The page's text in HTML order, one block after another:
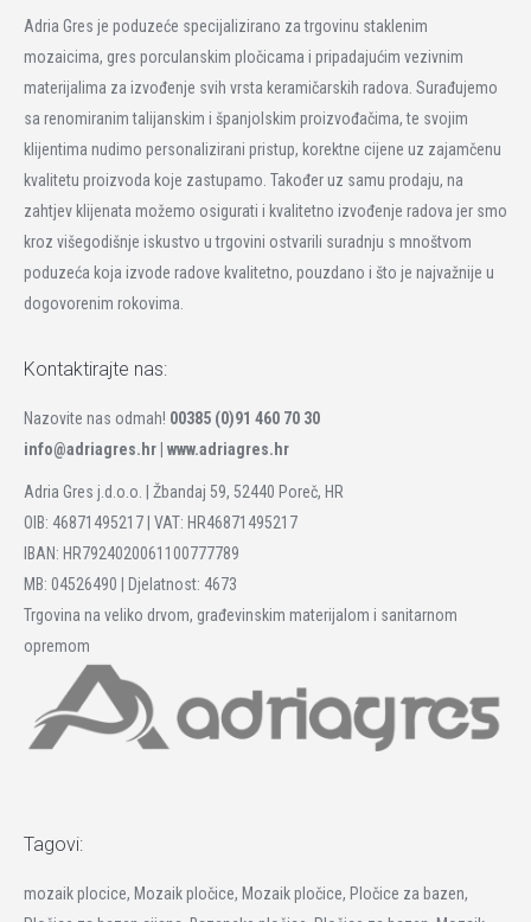
Adria Gres je poduzeće specijalizirano za trgovinu staklenim
mozaicima, gres porculanskim pločicama i pripadajućim vezivnim
materijalima za izvođenje svih vrsta keramičarskih radova. Surađujemo
sa renomiranim talijanskim i španjolskim proizvođačima, te svojim
klijentima nudimo personalizirani pristup, korektne cijene uz zajamčenu
kvalitetu proizvoda koje zastupamo. Također uz samu prodaju, na
zahtjev klijenata možemo osigurati i kvalitetno izvođenje radova jer smo
kroz višegodišnje iskustvo u trgovini ostvarili suradnju s mnoštvom
poduzeća koja izvode radove kvalitetno, pouzdano i što je najvažnije u
dogovorenim rokovima.
Kontaktirajte nas:
Nazovite nas odmah! 00385 (0)91 460 70 30
info@adriagres.hr | www.adriagres.hr
Adria Gres j.d.o.o. | Žbandaj 59, 52440 Poreč, HR
OIB: 46871495217 | VAT: HR46871495217
IBAN: HR7924020061100777789
MB: 04526490 | Djelatnost: 4673
Trgovina na veliko drvom, građevinskim materijalom i sanitarnom
opremom
Tagovi:
mozaik plocice, Mozaik pločice, Mozaik pločice, Pločice za bazen,